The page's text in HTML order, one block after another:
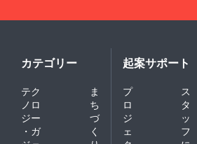
カテゴリー
テク
ノロ
ジー
・ガ
ま
ち
づ
く
起案サポート
プ
ロ
ジ
ェ
ス
タ
ッ
フ